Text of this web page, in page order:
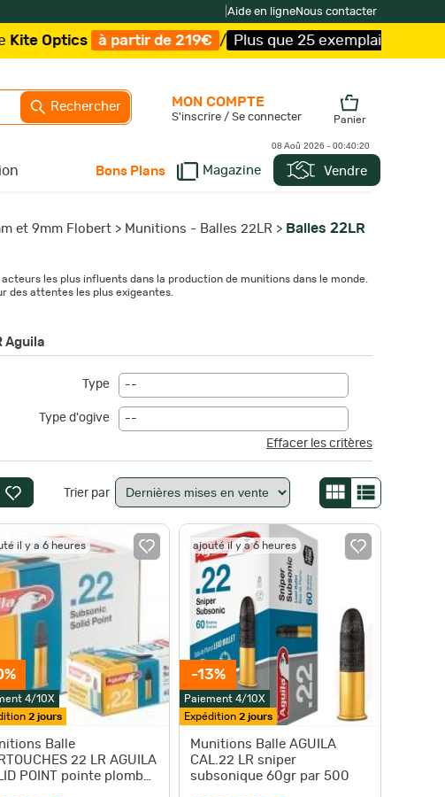
Aide en ligneNous contacter
de 219€ / Plus que 25 exemplaires ! /Livraison offerte et
Rechercher
Bons Plans Magazine Vendre
MON COMPTE
S'inscrire / Se connecter Panier
08 Aoû 2026 - 00:40:22
et 9mm Flobert > Munitions - Balles 22LR > Balles 22LR
les plus influents dans la production de munitions dans le monde.
des attentes les plus exigeantes.
Aguila
Type --
Type d'ogive
--
Effacer les critères
Trier par
il y a 6 heures
4/10X
2 jours
Balle
22 LR AGUILA
POINT pointe plomb
ajouté il y a 6 heures
-13%
Paiement 4/10X
Expédition2 jours
Munitions Balle AGUILA
CAL.22 LR sniper
subsonique 60gr par 500